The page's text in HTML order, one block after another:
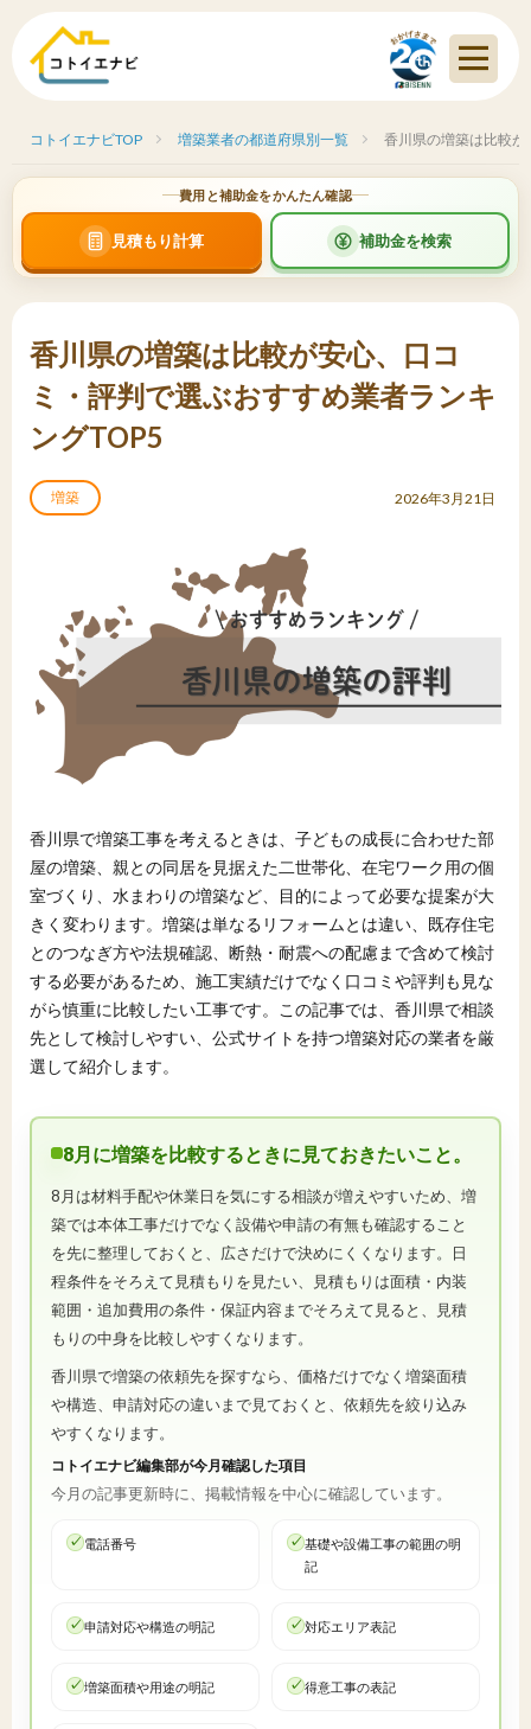
コトイエナビTOP 増築業者の都道府県別一覧 香川県の増築は比較
費用と補助金をかんたん確認
見積もり計算 補助金を検索
香川県の増築は比較が安心、口コ
ミ・評判で選ぶおすすめ業者ランキ
ングTOP5
増築 2026年3月21日
香川県で増築工事を考えるときは、子どもの成長に合わせた部
屋の増築、親との同居を見据えた二世帯化、在宅ワーク用の個
室づくり、水まわりの増築など、目的によって必要な提案が大
きく変わります。増築は単なるリフォームとは違い、既存住宅
とのつなぎ方や法規確認、断熱・耐震への配慮まで含めて検討
する必要があるため、施工実績だけでなく口コミや評判も見な
がら慎重に比較したい工事です。この記事では、香川県で相談
先として検討しやすい、公式サイトを持つ増築対応の業者を厳
選して紹介します。
8月に増築を比較するときに見ておきたいこと。
8月は材料手配や休業日を気にする相談が増えやすいため、増
築では本体工事だけでなく設備や申請の有無も確認すること
を先に整理しておくと、広さだけで決めにくくなります。日
程条件をそろえて見積もりを見たい、見積もりは面積・内装
範囲・追加費用の条件・保証内容までそろえて見ると、見積
もりの中身を比較しやすくなります。
香川県で増築の依頼先を探すなら、価格だけでなく増築面積
や構造、申請対応の違いまで見ておくと、依頼先を絞り込み
やすくなります。
コトイエナビ編集部が今月確認した項目
今月の記事更新時に、掲載情報を中心に確認しています。
電話番号
基礎や設備工事の範囲の明
記
申請対応や構造の明記 対応エリア表記
増築面積や用途の明記 得意工事の表記